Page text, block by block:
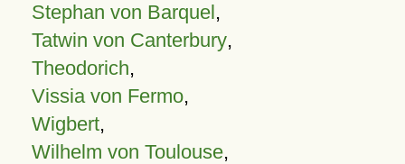
Stephan von Barquel,
Tatwin von Canterbury,
Theodorich,
Vissia von Fermo,
Wigbert,
Wilhelm von Toulouse,